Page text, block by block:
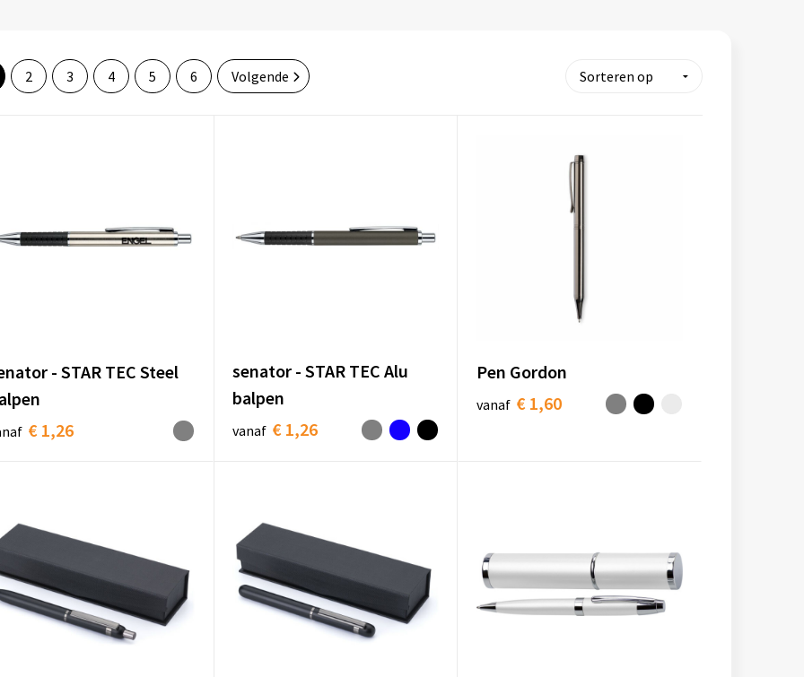
2 3 4 5 6 Volgende
- STAR TEC Steel
€ 1,26
senator - STAR TEC Alu
balpen
vanaf € 1,26
Pen Gordon
vanaf € 1,60